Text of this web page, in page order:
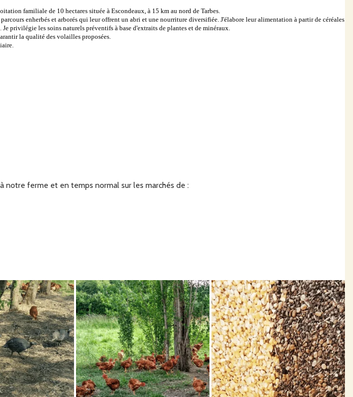
familiale de 10 hectares située à Escondeaux, à 15 km au nord de Tarbes.
enherbés et arborés qui leur offrent un abri et une nourriture diversifiée. J'élabore leur alimentation à partir de céréales
privilégie les soins naturels préventifs à base d'extraits de plantes et de minéraux.
la qualité des volailles proposées.
notre ferme et en temps normal sur les marchés de :